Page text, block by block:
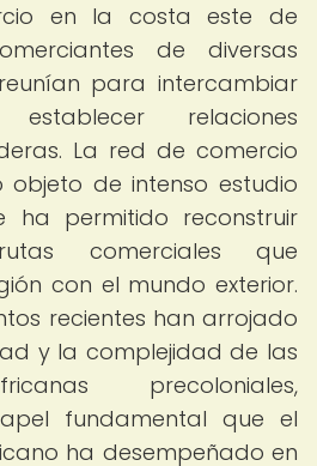
en la costa este de
de diversas
para intercambiar
relaciones
La red de comercio
de intenso estudio
ha permitido reconstruir
comerciales que
con el mundo exterior.
recientes han arrojado
y la complejidad de las
precoloniales,
fundamental que el
ha desempeñado en